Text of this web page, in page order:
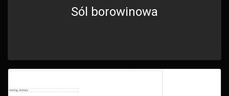
Sól borowinowa